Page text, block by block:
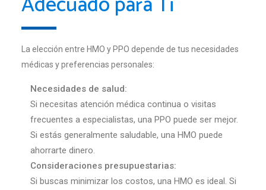
La elección entre HMO y PPO depende de tus necesidades
médicas y preferencias personales:
Necesidades de salud:
Si necesitas atención médica continua o visitas
frecuentes a especialistas, una PPO puede ser mejor.
Si estás generalmente saludable, una HMO puede
ahorrarte dinero.
Consideraciones presupuestarias:
Si buscas minimizar los costos, una HMO es ideal. Si